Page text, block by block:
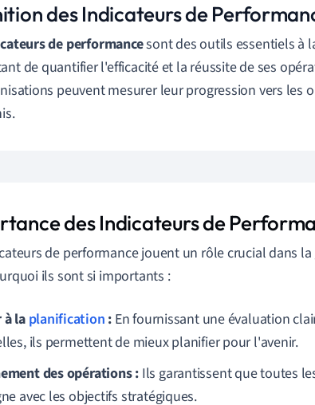
des Indicateurs de
de performancesont des outils essentiels à
de quantifier l'efficacité et la réussite de ses
peuvent mesurer leur progression vers les
des Indicateurs de
de performance jouent un rôle crucial dans
ils sont si importants :
à laplanification : En fournissant une évaluation
ils permettent de mieux planifier pour l'avenir.
des opérations : Ils garantissent que toutes
avec les objectifs stratégiques.